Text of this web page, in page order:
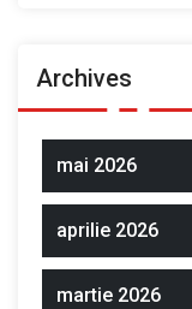
Archives
mai 2026
aprilie 2026
martie 2026